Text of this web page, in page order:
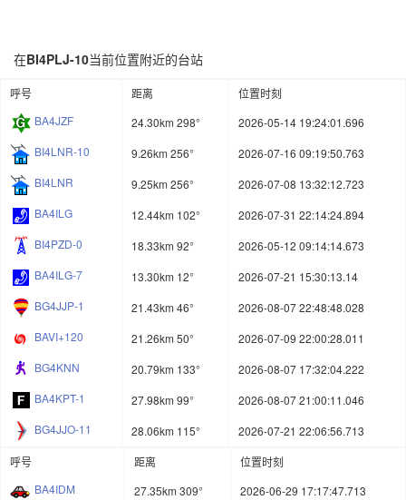
在BI4PLJ-10当前位置附近的台站
呼号 距离
位置时刻
BA4JZF
24.30km 298°
2026-05-14 19:24:01.696
BI4LNR-10
9.26km 256°
2026-07-16 09:19:50.763
BI4LNR
9.25km 256°
2026-07-08 13:32:12.723
BA4ILG
12.44km 102°
2026-07-31 22:14:24.894
BI4PZD-0
18.33km 92°
2026-05-12 09:14:14.673
BA4ILG-7
13.30km 12°
2026-07-21 15:30:13.14
BG4JJP-1
21.43km 46°
2026-08-07 22:48:48.028
BAVI+120
21.26km 50°
2026-07-09 22:00:28.011
BG4KNN
20.79km 133°
2026-08-07 17:32:04.222
BA4KPT-1
27.98km 99°
2026-08-07 21:00:11.046
BG4JJO-11
28.06km 115°
2026-07-21 22:06:56.713
呼号
距离
位置时刻
BA4IDM
27.35km 309° 2026-06-29 17:17:47.713